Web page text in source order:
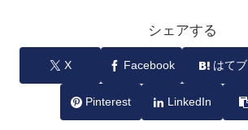
シェアする
X Facebook はてブ
Pinterest LinkedIn